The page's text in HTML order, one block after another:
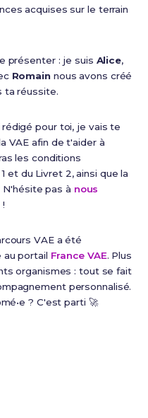
acquises sur le terrain
présenter : je suis Alice,
Romainnous avons créé
ta réussite.
rédigé pour toi, je vais te
VAE afin de t'aider à
les conditions
et du Livret 2, ainsi que la
N'hésite pas à nous
VAE a été
au portail France VAE. Plus
organismes : tout se fait
personnalisé.
? C'est parti 🚀